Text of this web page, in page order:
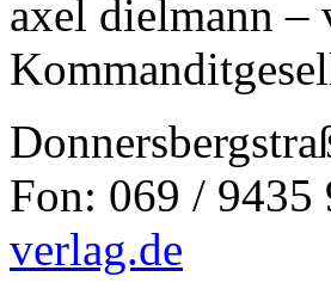
axel dielmann –
Fon: 069 /
verlag.de